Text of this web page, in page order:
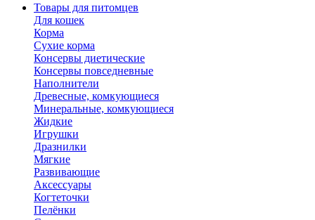
Товары для питомцев
Для кошек
Корма
Сухие корма
Консервы диетические
Консервы повседневные
Наполнители
Древесные, комкующиеся
Минеральные, комкующиеся
Жидкие
Игрушки
Дразнилки
Мягкие
Развивающие
Аксессуары
Когтеточки
Пелёнки